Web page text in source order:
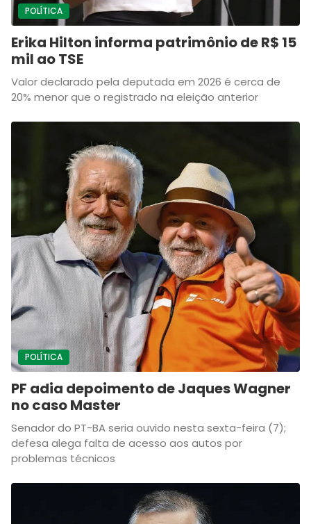
POLÍTICA
Erika Hilton informa patrimônio de R$ 15
mil ao TSE
Valor declarado pela deputada em 2026 é cerca de
20% menor que o registrado na eleição anterior
POLÍTICA
PF adia depoimento de Jaques Wagner
no caso Master
Senador do PT-BA seria ouvido nesta sexta-feira (7);
defesa alega falta de acesso aos autos por
problemas técnicos